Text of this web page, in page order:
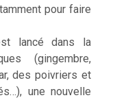
pour faire
lancé dans la
(gingembre,
des poivriers et
une nouvelle